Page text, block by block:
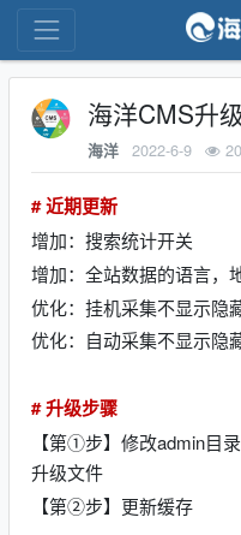
海洋CMS升
海洋 2022-6-9
# 近期更新
增加：搜索统计开关
增加：全站数据的语言，
优化：挂机采集不显示隐
优化：自动采集不显示隐
# 升级步骤
【第①步】修改admin目
升级文件
【第②步】更新缓存